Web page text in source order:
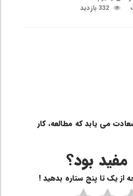
332 بازدید
می یابد که مطالعه، کار
بود؟
از یک تا پنج ستاره بدهید !